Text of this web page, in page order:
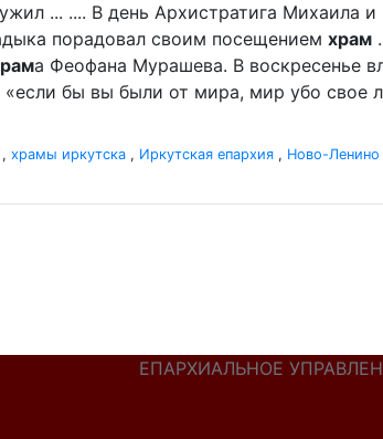
... .... В день Архистратига Михаила
порадовал своим посещением храм
а Феофана Мурашева. В воскресенье
«если бы вы были от мира, мир убо свое
, храмы иркутска , Иркутская епархия , Ново-Ленино
ЕПАРХИАЛЬНОЕ